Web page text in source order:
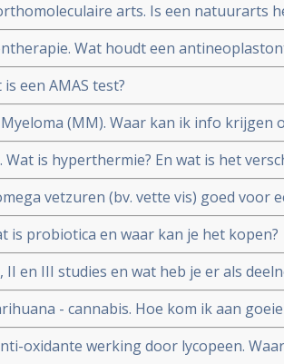
arts. Is een natuurarts
arts?
Wat houdt een
een AMAS test?
(MM). Waar kan ik info krijgen
is hyperthermie? En wat is het
vetzuren (bv. vette vis) goed voor
is probiotica en waar kan je het kopen?
II en III studies en wat heb je er als
- cannabis. Hoe kom ik aan
oxidante werking door lycopeen.